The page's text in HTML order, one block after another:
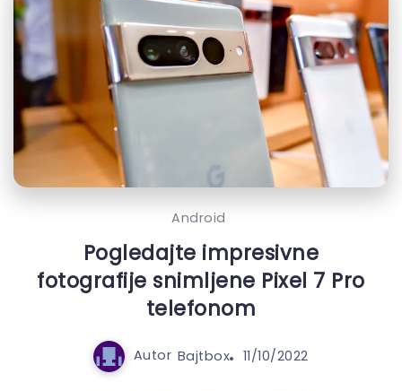
Android
Pogledajte impresivne
fotografije snimljene Pixel 7 Pro
telefonom
Autor Bajtbox 11/10/2022